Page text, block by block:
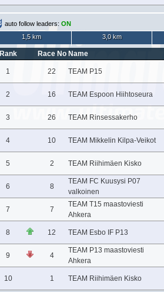
auto follow leaders: ON
1,5 km
3,0 km
Rank Race No Name
1 22 TEAM P15
2 16 TEAM Espoon Hiihtoseura
3 26 TEAM Rinsessakerho
4 10 TEAM Mikkelin Kilpa-Veikot
5 2 TEAM Riihimäen Kisko
6 8
TEAM FC Kuusysi P07
valkoinen
7 7
TEAM T15 maastoviesti
Ahkera
8 12 TEAM Esbo IF P13
9 4
TEAM P13 maastoviesti
Ahkera
10 1 TEAM Riihimäen Kisko